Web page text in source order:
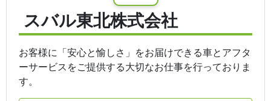
スバル東北株式会社
お客様に「安心と愉しさ」をお届けできる車とアフタ
ーサービスをご提供する大切なお仕事を行っておりま
す。